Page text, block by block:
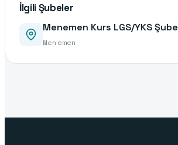
İlgili Şubeler
Menemen Kurs LGS/YKS Şube
Menemen